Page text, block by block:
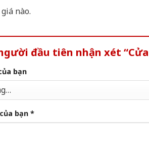
nào.
đầu tiên nhận xét
bạn
bạn *